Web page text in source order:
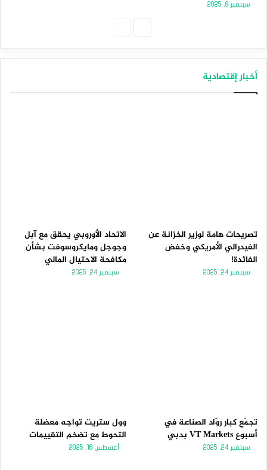
سبتمبر 8, 2025
أخبار إقتصادية
تصريحات هامة لوزير الخزانة عن
الفيدرالي الأمريكي وخفض
الفائدة!
سبتمبر 24, 2025
الاتحاد الأوروبي يحقق مع آبل
وجوجل ومايكروسوفت بشأن
مكافحة الاحتيال المالي
سبتمبر 24, 2025
تجمّع كبار روّاد الصناعة في
أسبوع VT Markets بدبي
سبتمبر 24, 2025
وول ستريت تواجه معضلة
التحوط مع تضخم التقييمات
أغسطس 16, 2025